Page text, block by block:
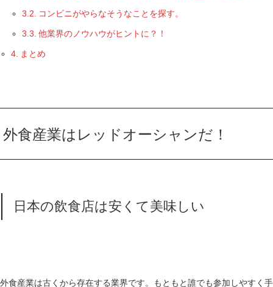
コンビニがやらなそうなことを探す。
他業界のノウハウがヒントに？！
まとめ
外食産業はレッドオーシャンだ！
日本の飲食店は安くて美味しい
外食産業は古くから存在する業界です。もともと誰でも参加しやすく